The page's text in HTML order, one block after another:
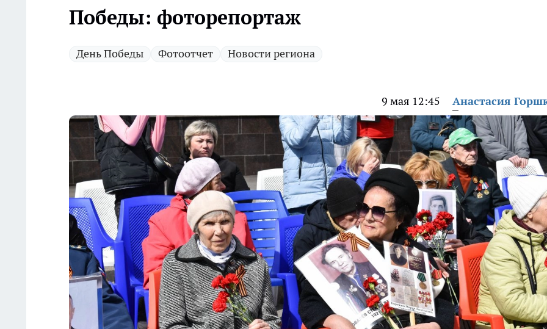
Победы: фоторепортаж
День Победы Фотоотчет Новости региона
9 мая 12:45 Анастасия